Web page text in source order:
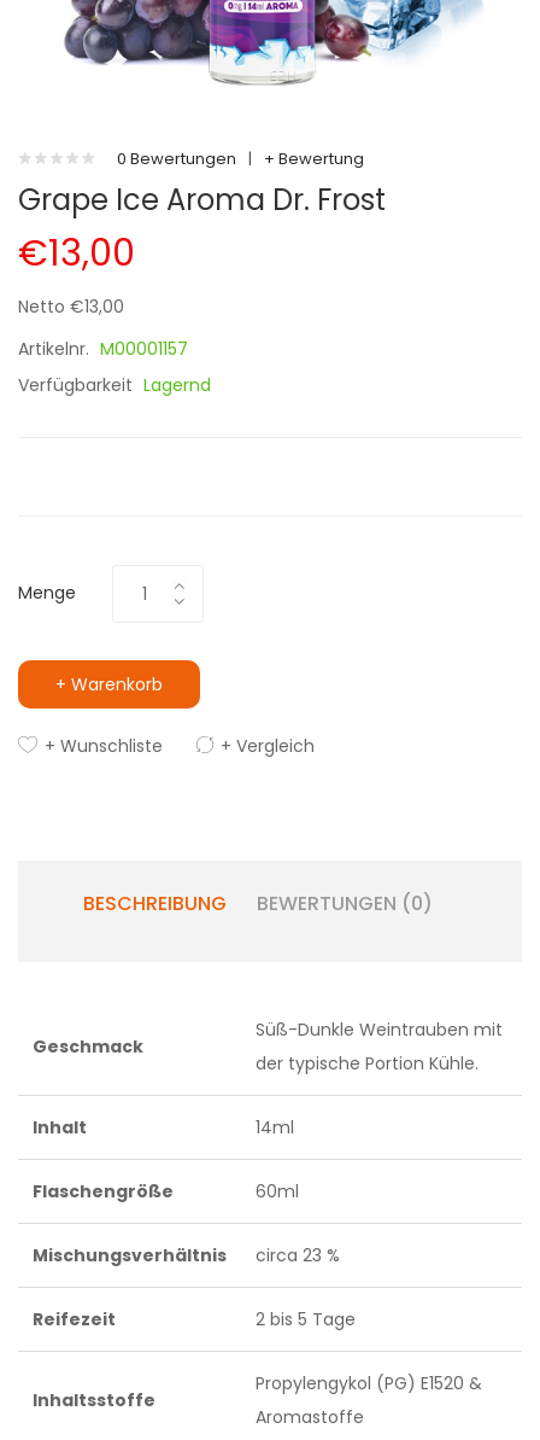
0 Bewertungen | + Bewertung
Grape Ice Aroma Dr. Frost
€13,00
Netto €13,00
Artikelnr. M00001157
Verfügbarkeit Lagernd
Menge
+ Warenkorb
+ Wunschliste + Vergleich
BESCHREIBUNG BEWERTUNGEN (0)
Geschmack
Süß-Dunkle Weintrauben mit
der typische Portion Kühle.
Inhalt 14ml
Flaschengröße 60ml
Mischungsverhältnis circa 23 %
Reifezeit 2 bis 5 Tage
Inhaltsstoffe
Propylengykol (PG) E1520 &
Aromastoffe